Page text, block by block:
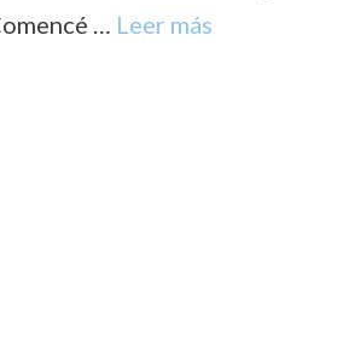
… Leer más